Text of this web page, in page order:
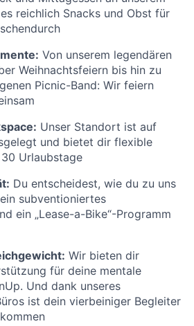
reichlich Snacks und Obst für
Von unserem legendären
Weihnachtsfeiern bis hin zu
Picnic-Band: Wir feiern
Unser Standort ist auf
und bietet dir flexible
Urlaubstage
: Du entscheidest, wie du zu uns
subventioniertes
ein „Lease-a-Bike“-Programm
Wir bieten dir
für deine mentale
Und dank unseres
ist dein vierbeiniger Begleiter